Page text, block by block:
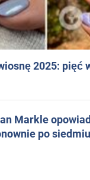
2025: pięć
Markle
po